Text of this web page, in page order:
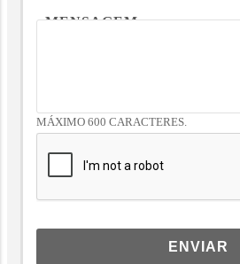
MENSAGEM
MÁXIMO 600 CARACTERES.
ENVIAR